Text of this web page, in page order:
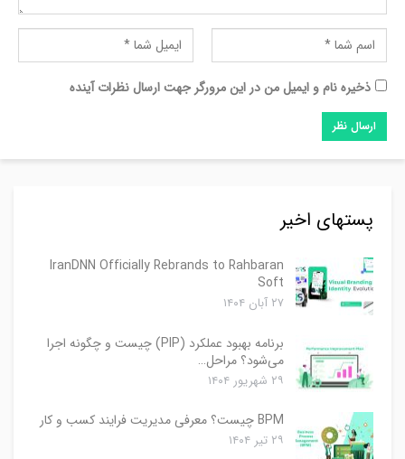
ذخیره نام و ایمیل من در این مرورگر جهت ارسال نظرات آینده
پستهای اخیر
IranDNN Officially Rebrands to Rahbaran
Soft
۲۷ آبان ۱۴۰۴
برنامه بهبود عملکرد (PIP) چیست و چگونه اجرا
می‌شود؟ مراحل…
۲۹ شهریور ۱۴۰۴
BPM چیست؟ معرفی مدیریت فرایند کسب و کار
۲۹ تیر ۱۴۰۴